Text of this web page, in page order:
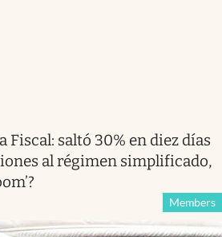
Fiscal: saltó 30% en diez días
al régimen simplificado,
Members